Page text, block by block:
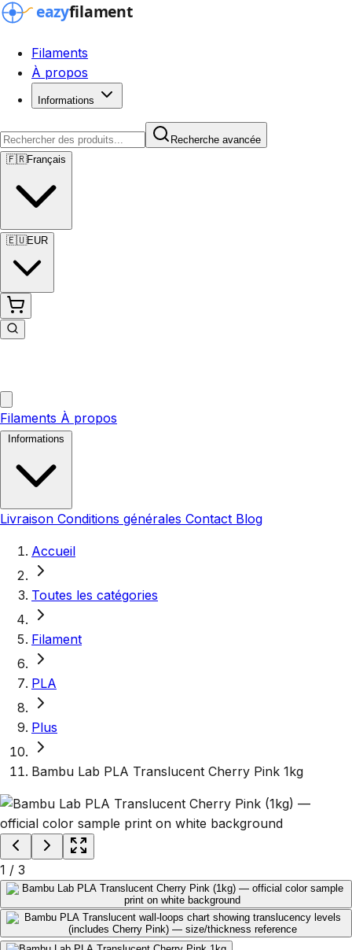
Filaments
À propos
Informations
Recherche avancée
🇫🇷Français
🇪🇺EUR
Filaments À propos
Livraison Conditions générales Contact Blog
Accueil
Toutes les catégories
Filament
PLA
Plus
Bambu Lab PLA Translucent Cherry Pink 1kg
1 / 3